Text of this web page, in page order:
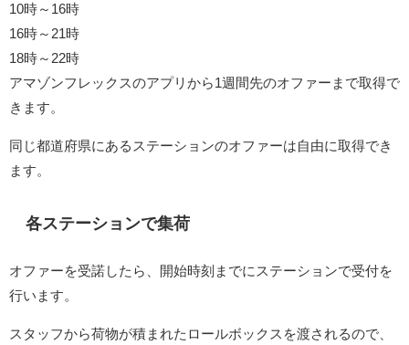
10時～16時
16時～21時
18時～22時
アマゾンフレックスのアプリから1週間先のオファーまで取得で
きます。
同じ都道府県にあるステーションのオファーは自由に取得でき
ます。
各ステーションで集荷
オファーを受諾したら、開始時刻までにステーションで受付を
行います。
スタッフから荷物が積まれたロールボックスを渡されるので、